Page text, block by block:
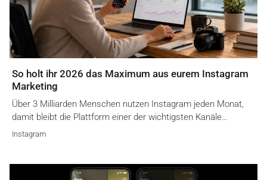
So holt ihr 2026 das Maximum aus eurem Instagram
Marketing
Über 3 Milliarden Menschen nutzen Instagram jeden Monat,
damit bleibt die Plattform einer der wichtigsten Kanäle…
Instagram